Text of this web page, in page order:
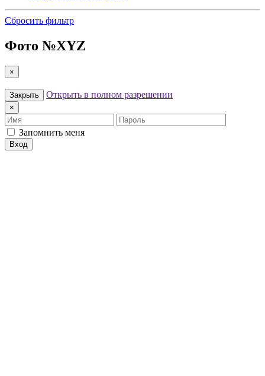
Сбросить фильтр
Фото №XYZ
×
Закрыть Открыть в полном разрешении
×
Имя
Пароль
Запомнить меня
Вход